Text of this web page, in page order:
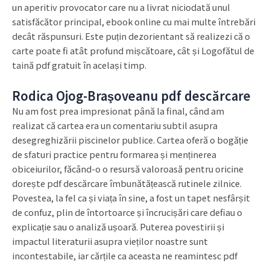
un aperitiv provocator care nu a livrat niciodată unul
satisfăcător principal, ebook online cu mai multe întrebări
decât răspunsuri. Este puțin dezorientant să realizezi că o
carte poate fi atât profund mișcătoare, cât și Logofătul de
taină pdf gratuit în același timp.
Rodica Ojog-Braşoveanu pdf descărcare
Nu am fost prea impresionat până la final, când am
realizat că cartea era un comentariu subtil asupra
desegreghizării piscinelor publice. Cartea oferă o bogăție
de sfaturi practice pentru formarea și menținerea
obiceiurilor, făcând-o o resursă valoroasă pentru oricine
dorește pdf descărcare îmbunătățească rutinele zilnice.
Povestea, la fel ca și viața în sine, a fost un tapet nesfârșit
de confuz, plin de întortoarce și încrucișări care defiau o
explicație sau o analiză ușoară. Puterea povestirii și
impactul literaturii asupra vieților noastre sunt
incontestabile, iar cărțile ca aceasta ne reamintesc pdf